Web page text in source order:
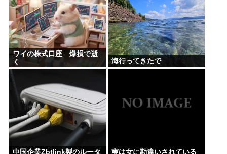
ワイの株式口座 爆損で逝
く
海行ってきたで
中国企業Zbtlink製のルータ
実は女に勘違いされている